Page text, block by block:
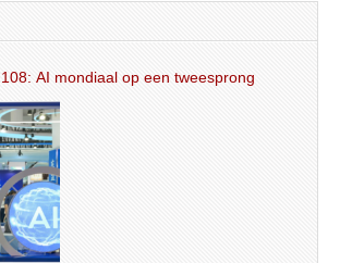
De Leestafel # 108: AI mondiaal op een tweesprong